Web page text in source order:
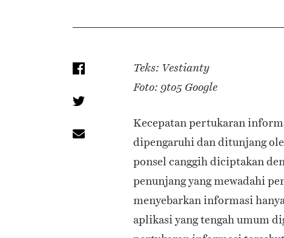
Teks: Vestianty
Foto: 9to5 Google
Kecepatan pertukaran
dipengaruhi dan ditunjang
ponsel canggih diciptakan
penunjang yang mewadahi
menyebarkan informasi
aplikasi yang tengah umum